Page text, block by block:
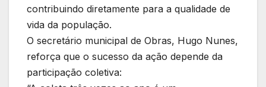
contribuindo diretamente para a qualidade de
vida da população.
O secretário municipal de Obras, Hugo Nunes,
reforça que o sucesso da ação depende da
participação coletiva: